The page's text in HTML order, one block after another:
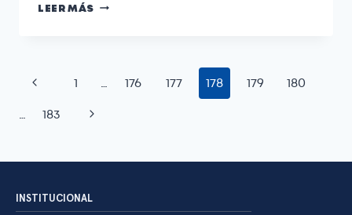
LEER MÁS
1 … 176 177 178 179
180
…
183
INSTITUCIONAL